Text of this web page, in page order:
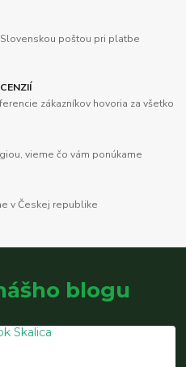
poštou pri platbe
zákazníkov hovoria za všetko
vieme čo vám ponúkame
v Českej republike
blogu